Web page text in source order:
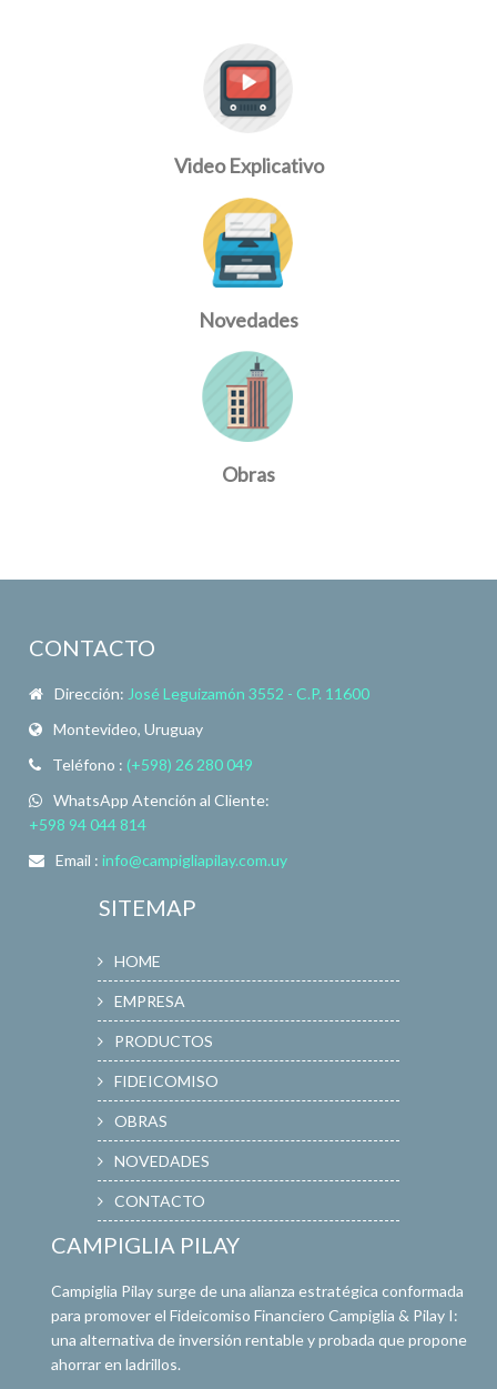
Video Explicativo
Novedades
Obras
CONTACTO
Dirección: José Leguizamón 3552 - C.P. 11600
Montevideo, Uruguay
Teléfono : (+598) 26 280 049
WhatsApp Atención al Cliente:
+598 94 044 814
Email :info@campigliapilay.com.uy
SITEMAP
HOME
EMPRESA
PRODUCTOS
FIDEICOMISO
OBRAS
NOVEDADES
CONTACTO
CAMPIGLIA PILAY
Campiglia Pilay surge de una alianza estratégica conformada
para promover el Fideicomiso Financiero Campiglia & Pilay I:
una alternativa de inversión rentable y probada que propone
ahorrar en ladrillos.